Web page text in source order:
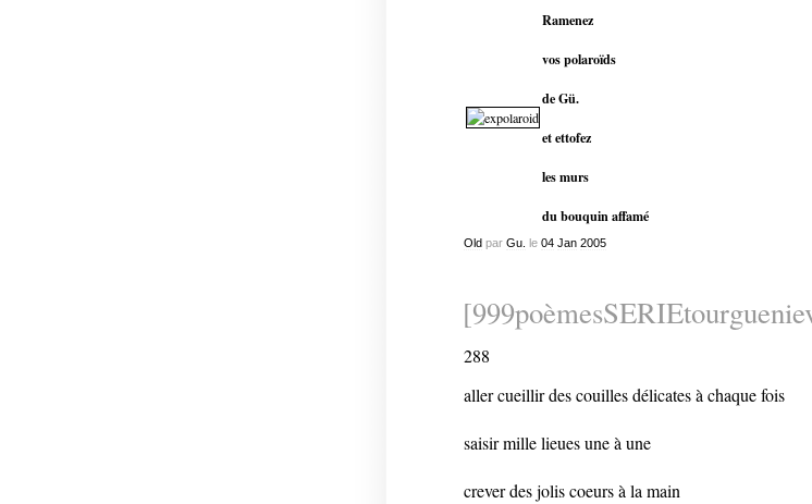
Ramenez
vos polaroïds
de Gü.
et ettofez
les murs
du bouquin affamé
Old par Gu. le 04 Jan 2005
288
aller cueillir des couilles délicates à chaque fois
saisir mille lieues une à une
crever des jolis coeurs à la main